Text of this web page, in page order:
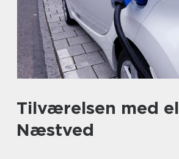
Tilværelsen med
Næstved